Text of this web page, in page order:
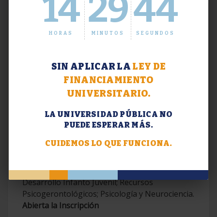
14
HORAS
29
MINUTOS
45
SEGUNDOS
SIN APLICAR LA LEY DE
FINANCIAMIENTO
UNIVERSITARIO.
LA UNIVERSIDAD PÚBLICA NO
PUEDE ESPERAR MÁS.
CUIDEMOS LO QUE FUNCIONA.
Extensión. Diplomaturas 2026.
Contemporáneas; Problemáticas en el
Desarrollo Infanto Juvenil; Recursos
Psicogerontológicos; Psicología y Neurociencia.
Abierta la Inscripción